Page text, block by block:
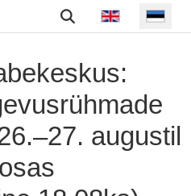
Vali keel
augustil